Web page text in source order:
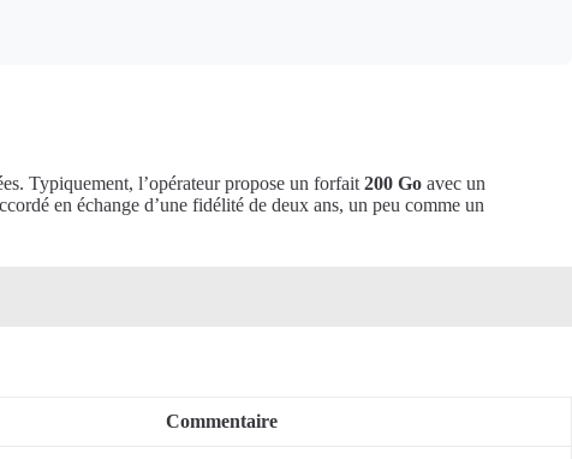
Typiquement, l’opérateur propose un forfait 200 Go avec un
en échange d’une fidélité de deux ans, un peu comme un
Commentaire